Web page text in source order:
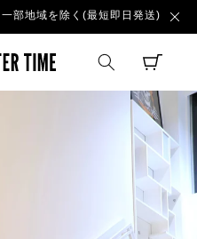
部地域を除く(最短即日発送)
TIME AFTER
CART